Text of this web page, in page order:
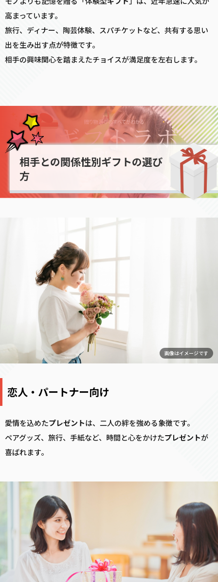
高まっています。
旅行、ディナー、陶芸体験、スパチケットなど、共有する思い
出を生み出す点が特徴です。
相手の興味関心を踏まえたチョイスが満足度を左右します。
相手との関係性別ギフトの選び
方
画像はイメージです
恋人・パートナー向け
愛情を込めたプレゼントは、二人の絆を強める象徴です。
ペアグッズ、旅行、手紙など、時間と心をかけたプレゼントが
喜ばれます。